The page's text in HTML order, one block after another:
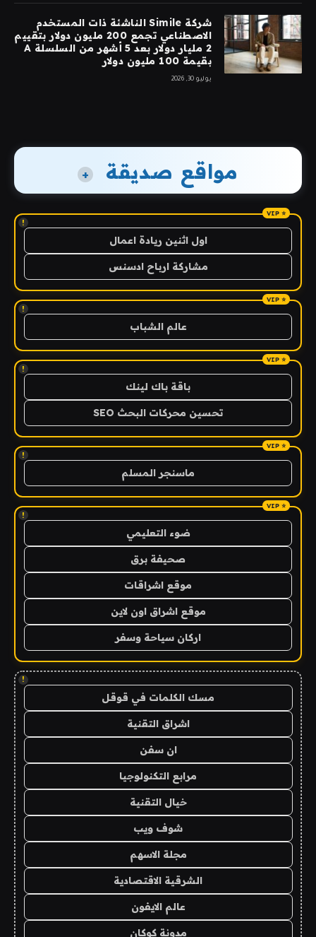
شركة Simile الناشئة ذات المستخدم
الاصطناعي تجمع 200 مليون دولار بتقييم
2 مليار دولار بعد 5 أشهر من السلسلة A
بقيمة 100 مليون دولار
يوليو 30, 2026
مواقع صديقة +
!
اول اثنين ريادة اعمال
مشاركة ارباح ادسنس
!
عالم الشباب
!
باقة باك لينك
تحسين محركات البحث SEO
!
ماسنجر المسلم
!
ضوء التعليمي
صحيفة برق
موقع اشراقات
موقع اشراق اون لاين
اركان سياحة وسفر
!
مسك الكلمات في قوقل
اشراق التقنية
ان سفن
مرابع التكنولوجيا
خيال التقنية
شوف ويب
مجلة الاسهم
الشرقية الاقتصادية
عالم الايفون
مدونة كوكان